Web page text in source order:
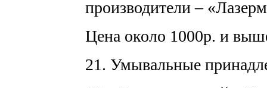
производители –
Цена около 1000р. и
21. Умывальные